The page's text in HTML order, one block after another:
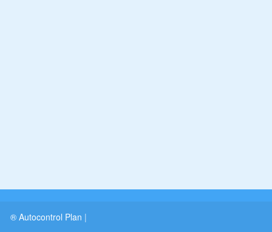
® Autocontrol Plan |